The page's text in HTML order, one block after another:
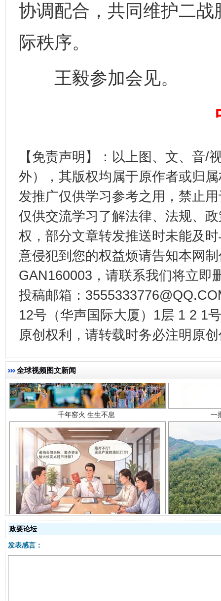
协调配合，共同维护二
际秩序。
王毅参加会见。
【免责声明】：以上图、文、音/
外），其版权均属于原作者或归
发推广仅供学习参考之用，禁止
仅供交流学习了解法律、法规、
权，部分文章转发推送时未能及
意侵犯到您的权益烦请告知本网
GAN160003，请联系我们将立即
投稿邮箱：
12号（华声国际大厦）1层 1 2 1
原创权利，请转载时务必注明原
全球视频图文新闻
完善运行机制助力责任有效落实
东山县通报“牛蛙产品抗生素超标问题” 法
揭开“小金库”的免责幌子
政要论坛
发表感言：